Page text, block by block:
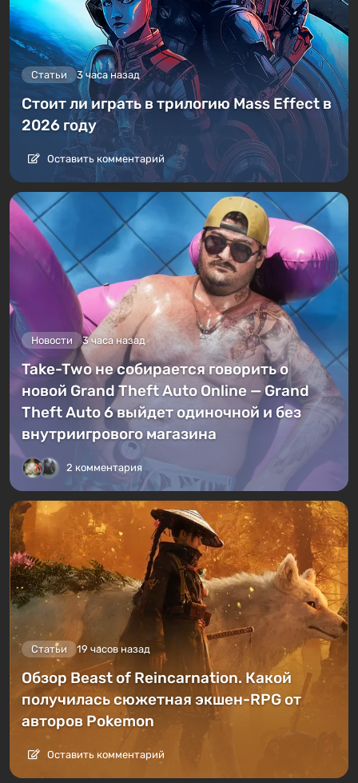
Статьи 3 часа назад
Стоит ли играть в трилогию Mass Effect в
2026 году
Оставить комментарий
Новости 3 часа назад
Take-Two не собирается говорить о
новой Grand Theft Auto Online — Grand
Theft Auto 6 выйдет одиночной и без
внутриигрового магазина
2 комментария
Статьи 19 часов назад
Обзор Beast of Reincarnation. Какой
получилась сюжетная экшен-RPG от
авторов Pokemon
Оставить комментарий